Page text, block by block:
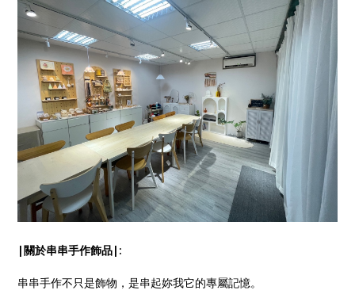
|關於串串手作飾品|:
串串手作不只是飾物，是串起妳我它的專屬記憶。